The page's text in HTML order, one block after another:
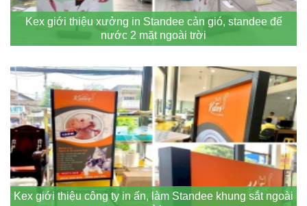
Kex giới thiệu xưởng in Standee cản gió, standee đế
nước 2 mặt ngoài trời
Kex giới thiệu công ty in ấn, làm Standee khung sắt ngoài